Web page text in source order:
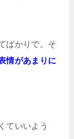
ばかりで。そ
情があまりに
ていいよう